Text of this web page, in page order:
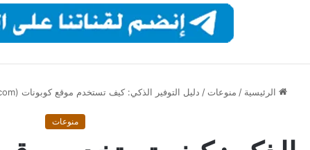
الرئيسية / منوعات / دليل التوفير الذكي: كيف تستخدم موقع كوبونات (couponaat.com) للحصول على أقل الأسعار؟
منوعات